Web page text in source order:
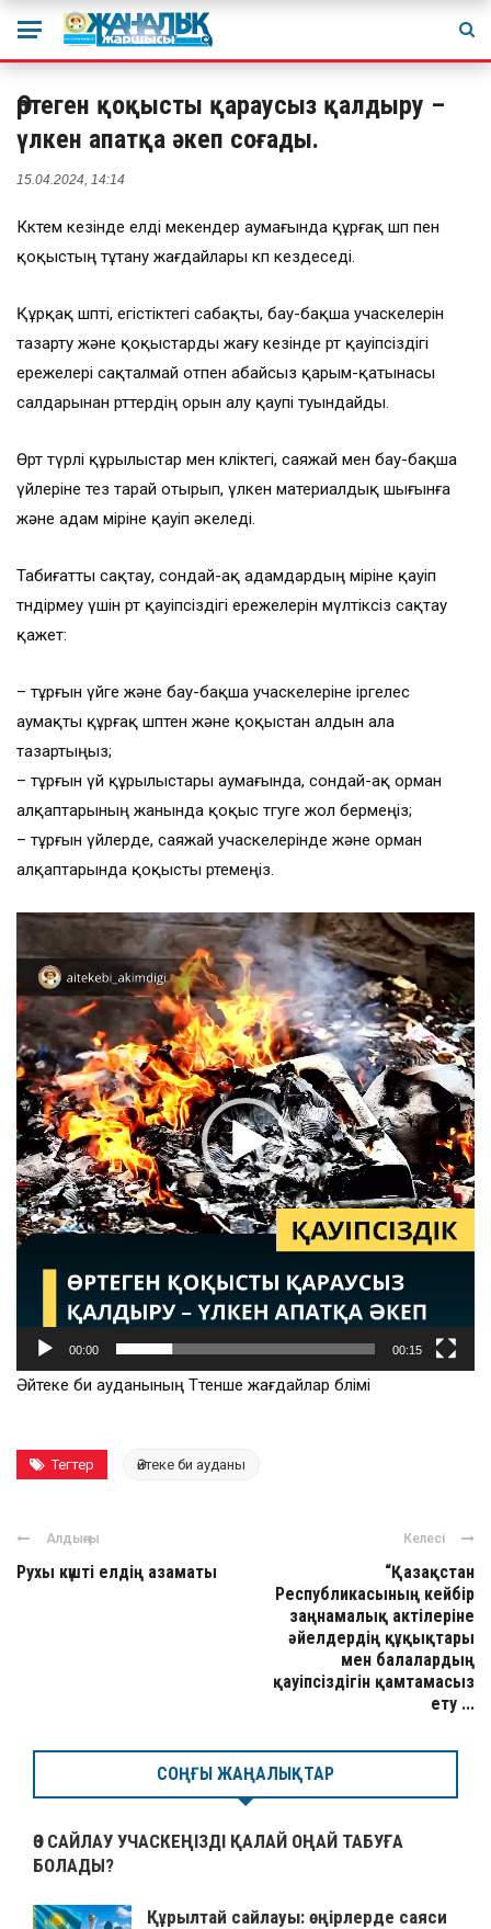
Өртеген қоқысты қараусыз қалдыру –
үлкен апатқа әкеп соғады.
15.04.2024, 14:14
Көктем кезінде елді мекендер аумағында құрғақ шөп пен
қоқыстың тұтану жағдайлары көп кездеседі.
Құрқақ шөпті, егістіктегі сабақты, бау-бақша учаскелерін
тазарту және қоқыстарды жағу кезінде өрт қауіпсіздігі
ережелері сақталмай отпен абайсыз қарым-қатынасы
салдарынан өрттердің орын алу қаупі туындайды.
Өрт түрлі құрылыстар мен көліктегі, саяжай мен бау-бақша
үйлеріне тез тарай отырып, үлкен материалдық шығынға
және адам өміріне қауіп әкеледі.
Табиғатты сақтау, сондай-ақ адамдардың өміріне қауіп
төндірмеу үшін өрт қауіпсіздігі ережелерін мүлтіксіз сақтау
қажет:
– тұрғын үйге және бау-бақша учаскелеріне іргелес
аумақты құрғақ шөптен және қоқыстан алдын ала
тазартыңыз;
– тұрғын үй құрылыстары аумағында, сондай-ақ орман
алқаптарының жанында қоқыс төгуге жол бермеңіз;
– тұрғын үйлерде, саяжай учаскелерінде және орман
алқаптарында қоқысты өртемеңіз.
Видеоплеер
00:00 00:15
Әйтеке би ауданының Төтенше жағдайлар бөлімі
Тегтер Әйтеке би ауданы
Алдыңғы
Рухы күшті елдің азаматы
Келесі
“Қазақстан
Республикасының кейбір
заңнамалық актілеріне
әйелдердің құқықтары
мен балалардың
қауіпсіздігін қамтамасыз
ету ...
СОҢҒЫ ЖАҢАЛЫҚТАР
ӨЗ САЙЛАУ УЧАСКЕҢІЗДІ ҚАЛАЙ ОҢАЙ ТАБУҒА
БОЛАДЫ?
Құрылтай сайлауы: өңірлерде саяси